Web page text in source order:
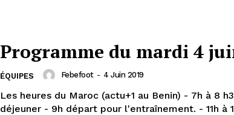
Programme du mardi 4
ÉQUIPES Febefoot - 4 Juin 2019
Les heures du Maroc (actu+1 au Benin) - 7h à 8
déjeuner - 9h départ pour l'entraînement. - 11h à